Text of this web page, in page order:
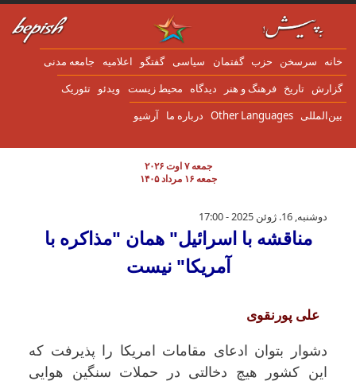
به محتوای اصلی
سرسخن حزب گفتمان سياسی گفتگو اعلاميه جامعه مدنی
تاریخ فرهنگ و هنر دیدگاه محیط زیست ویدئو تئوریک
Other Languages درباره ما آرشیو
جمعه ۷ اوت ۲۰۲۶
جمعه ۱۶ مرداد ۱۴۰۵
مناقشه با اسرائیل" همان "مذاکره با آمریکا"
دوشنبه, 16. ژوئن 2025 - 17:00
مناقشه با اسرائیل" همان "مذاکره با
آمریکا" نیست
علی پورنقوی
دشوار بتوان ادعای مقامات امریکا را پذیرفت که
این کشور هیچ دخالتی در حملات سنگین هوایی